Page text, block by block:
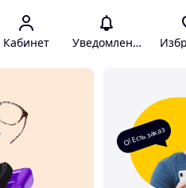
Кабинет Уведомления
О! Есть заказ